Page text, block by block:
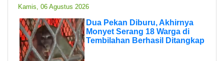
Kamis, 06 Agustus 2026
Dua Pekan Diburu, Akhirnya
Monyet Serang 18 Warga di
Tembilahan Berhasil Ditangkap